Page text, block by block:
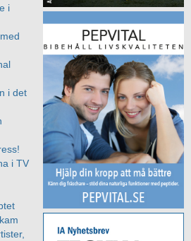
i
i det
i TV